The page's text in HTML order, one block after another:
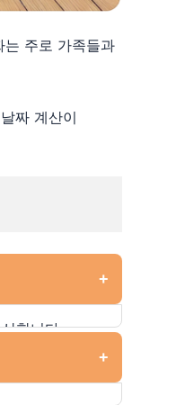
주로 가족들과
짜 계산이
+
합니다.
+